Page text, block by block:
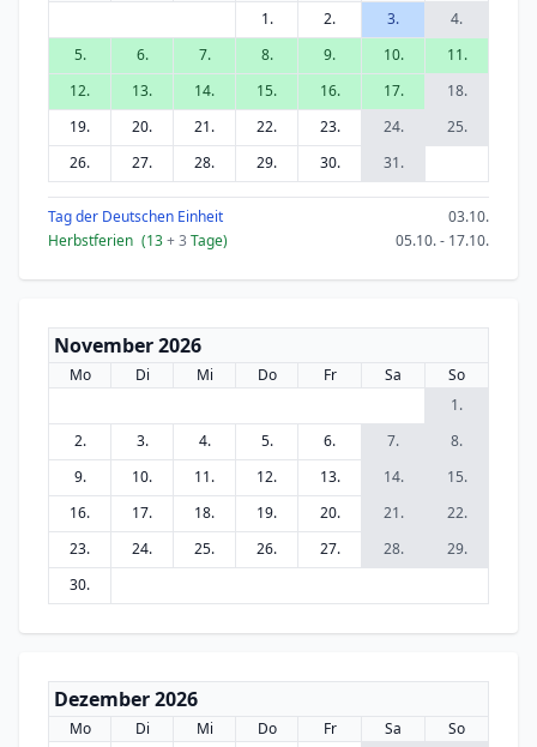
1.
2. 3.
4.
5.
6. 7. 8. 9. 10.
11.
12.
13. 14. 15. 16. 17.
18.
19.
20. 21. 22. 23. 24.
25.
26.
27. 28. 29. 30. 31.
Tag der Deutschen Einheit
03.10.
Herbstferien (13+ 3 Tage) 05.10. - 17.10.
November 2026
Mo Di Mi Do Fr Sa
So
1.
2.
3. 4. 5. 6. 7.
8.
9.
10. 11. 12. 13. 14.
15.
16.
17. 18. 19. 20. 21.
22.
23.
24. 25. 26. 27. 28.
29.
30.
Dezember 2026
Mo Di Mi Do Fr Sa
So